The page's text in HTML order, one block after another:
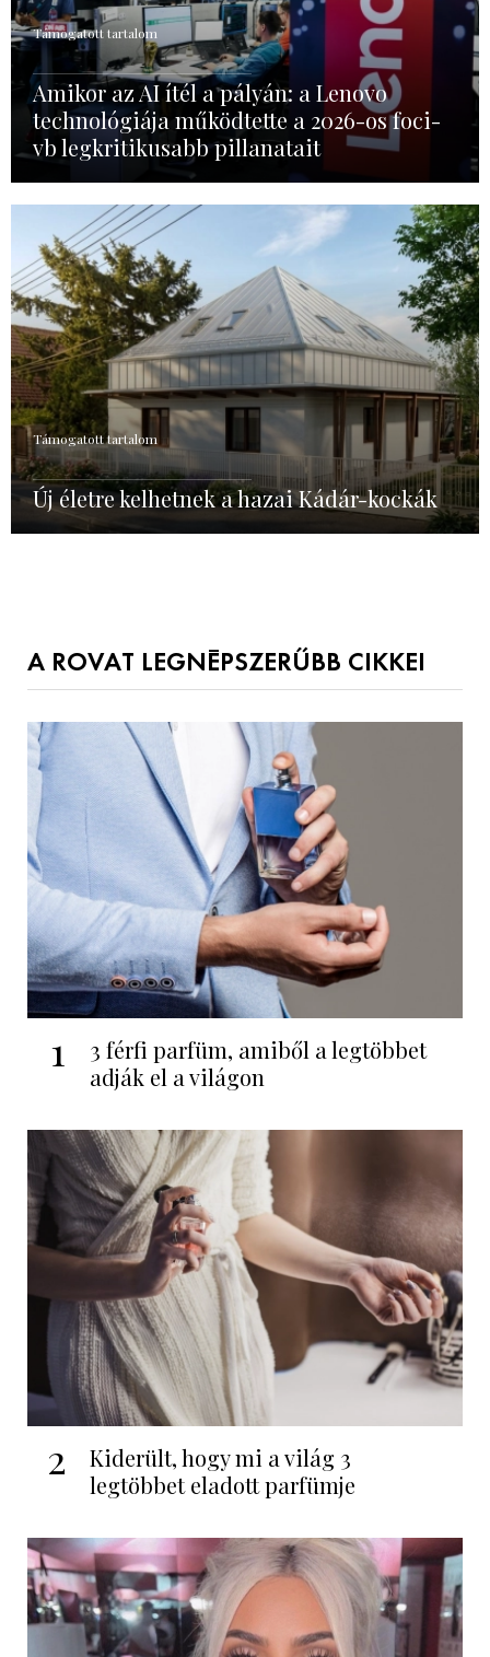
Támogatott tartalom
Amikor az AI ítél a pályán: a Lenovo
technológiája működtette a 2026-os foci-
vb legkritikusabb pillanatait
Támogatott tartalom
Új életre kelhetnek a hazai Kádár-kockák
A ROVAT LEGNÉPSZERŰBB CIKKEI
1
3 férfi parfüm, amiből a legtöbbet
adják el a világon
2
Kiderült, hogy mi a világ 3
legtöbbet eladott parfümje